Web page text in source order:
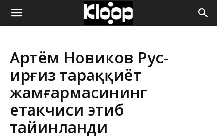
ҚИРҒИЗИСТОН
ЯНГИЛИКЛАРИ
Артём Новиков Рус-
Қирғиз тараққиёт
жамғармасининг
етакчиси этиб
тайинланди